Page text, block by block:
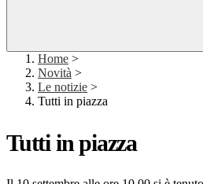
Home >
Novità >
Le notizie >
Tutti in piazza
Tutti in piazza